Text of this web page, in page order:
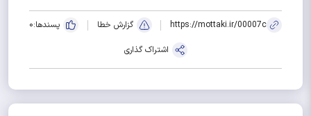
https://mottaki.ir/00007c گزارش خطا پسندها:0
اشتراک گذاری